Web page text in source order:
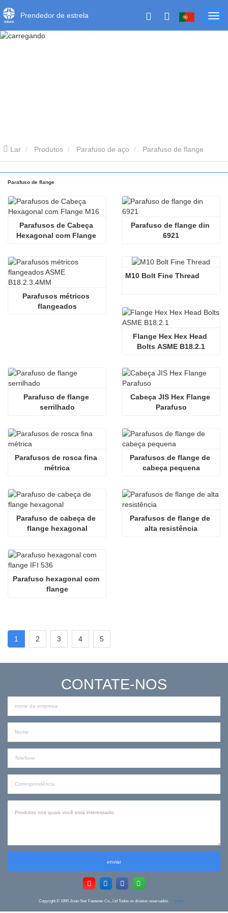
Prendedor de estrela
Lar Produtos Parafuso de aço Parafuso de flange
Parafuso de flange
Parafusos de Cabeça
Hexagonal com Flange
Parafuso de flange din
6921
Parafusos métricos
flangeados
M10 Bolt Fine Thread
Flange Hex Hex Head
Bolts ASME B18.2.1
Parafuso de flange
serrilhado
Cabeça JIS Hex Flange
Parafuso
Parafusos de rosca fina
métrica
Parafusos de flange de
cabeça pequena
Parafuso de cabeça de
flange hexagonal
Parafusos de flange de
alta resistência
Parafuso hexagonal com
flange
1 2 3 4 5
CONTATE-NOS
enviar
Copyright © 1995 Jinan Star Fastener Co., Ltd Todos os direitos reservados. Index